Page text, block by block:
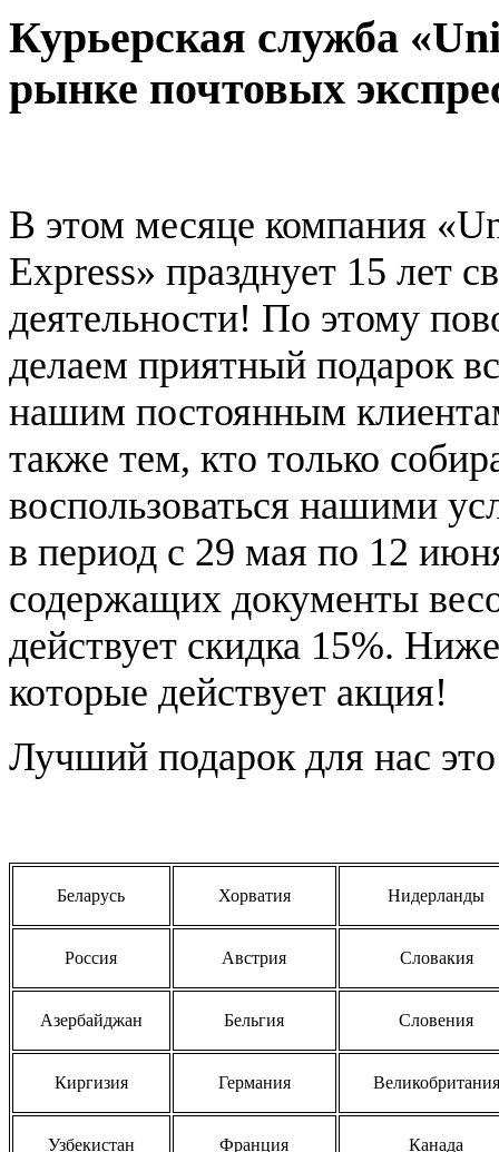
Курьерская служба
рынке почтовых
В этом месяце компания
Express» празднует 15 лет
деятельности! По этому
делаем приятный подарок
нашим постоянным
также тем, кто только
воспользоваться нашими
в период с 29 мая по 12
содержащих документы
действует скидка 15%.
которые действует акция!
Лучший подарок для нас
Беларусь Хорватия Нидерланды
Россия Австрия Словакия
Азербайджан Бельгия Словения
Киргизия Германия Великобритания
Узбекистан Франция Канада